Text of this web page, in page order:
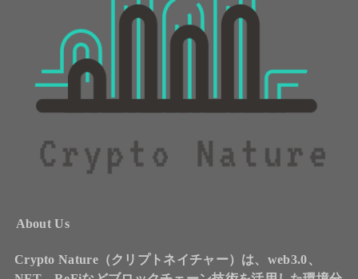
About Us
Crypto Nature（クリプトネイチャー）は、web3.0、